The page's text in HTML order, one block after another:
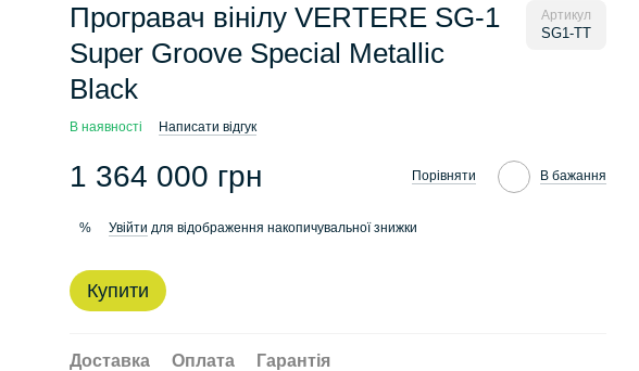
Програвач вінілу VERTERE SG-1
Super Groove Special Metallic
Black
Артикул
SG1-TT
В наявності Написати відгук
1 364 000 грн Порівняти В бажання
% Увійти для відображення накопичувальної знижки
Купити
Доставка Оплата Гарантія